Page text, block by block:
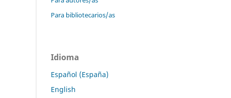
Para bibliotecarios/as
Idioma
Español (España)
English